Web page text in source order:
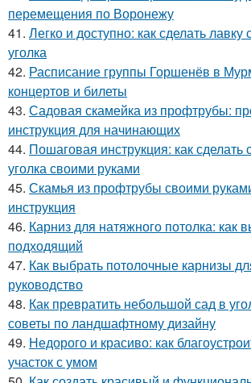
перемещения по Воронежу
41. Легко и доступно: как сделать
уголка
42. Расписание группы Горшенёв в
концертов и билеты
43. Садовая скамейка из профтрубы:
инструкция для начинающих
44. Пошаговая инструкция: как сделать
уголка своими руками
45. Скамья из профтрубы своими
инструкция
46. Карниз для натяжного потолка: как
подходящий
47. Как выбрать потолочные карнизы
руководство
48. Как превратить небольшой сад в
советы по ландшафтному дизайну
49. Недорого и красиво: как
участок с умом